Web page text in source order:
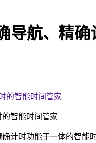
导航、精
的智能时间管家
智能时间管家
时功能于一体的智能